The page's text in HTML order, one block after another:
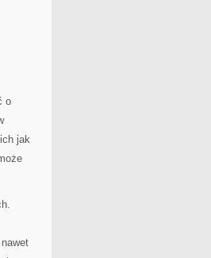
o
jak